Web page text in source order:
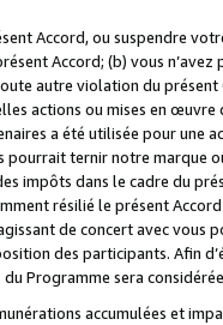
Accord, ou suspendre
Accord; (b) vous
autre violation du
actions ou mises en
a été utilisée pour une
ternir notre marque
impôts dans le cadre du
résilié le présent
de concert avec vous
des participants. Afin
Programme sera
accumulées et